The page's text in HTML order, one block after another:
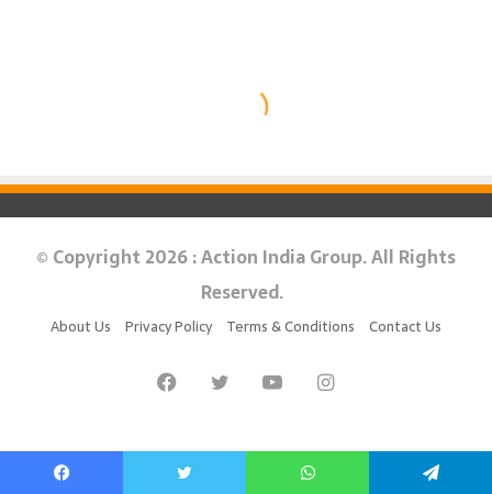
© Copyright 2026 : Action India Group. All Rights
Reserved.
About Us Privacy Policy Terms & Conditions Contact Us
FacebookTwitter YouTubeInstagram